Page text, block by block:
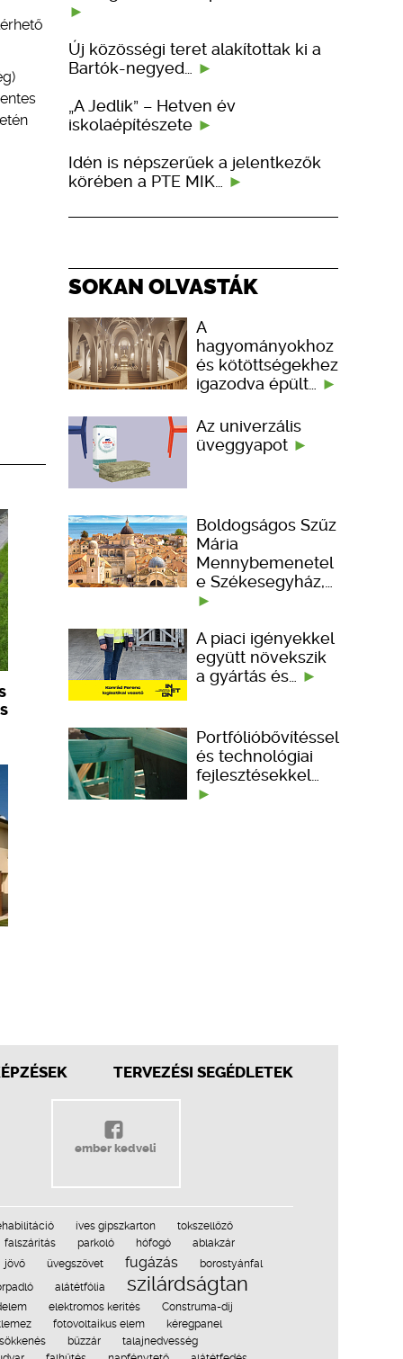
Új közösségi teret alakítottak ki a
Bartók-negyed…
„A Jedlik” – Hetven év
iskolaépítészete
Idén is népszerűek a jelentkezők
körében a PTE MIK…
SOKAN OLVASTÁK
A
hagyományokhoz
és kötöttségekhez
igazodva épült…
Az univerzális
üveggyapot
Boldogságos Szűz
Mária
Mennybemenetel
e Székesegyház,…
A piaci igényekkel
együtt növekszik
a gyártás és…
Portfólióbővítéssel
és technológiai
fejlesztésekkel…
TERVEZÉSI SEGÉDLETEK
ember kedveli
íves gipszkarton
tokszellőző
falszárítás parkoló hófogó
ablakzár
jövő üvegszövet fugázás
borostyánfal
alátétfólia szilárdságtan
elektromos kerítés
Construma-díj
fotovoltaikus elem
kéregpanel
bűzzár
talajnedvesség